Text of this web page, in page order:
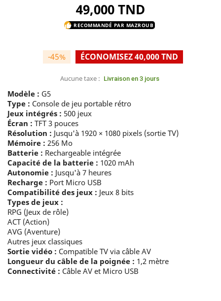
49,000 TND
thumb_up RECOMMANDÉ PAR MAZROUB
-45% ÉCONOMISEZ 40,000 TND
Aucune taxe : Livraison en 3 jours
Modèle : G5
Type : Console de jeu portable rétro
Jeux intégrés : 500 jeux
Écran : TFT 3 pouces
Résolution : Jusqu'à 1920 × 1080 pixels (sortie TV)
Mémoire : 256 Mo
Batterie : Rechargeable intégrée
Capacité de la batterie : 1020 mAh
Autonomie : Jusqu'à 7 heures
Recharge : Port Micro USB
Compatibilité des jeux : Jeux 8 bits
Types de jeux :
RPG (Jeux de rôle)
ACT (Action)
AVG (Aventure)
Autres jeux classiques
Sortie vidéo : Compatible TV via câble AV
Longueur du câble de la poignée : 1,2 mètre
Connectivité : Câble AV et Micro USB